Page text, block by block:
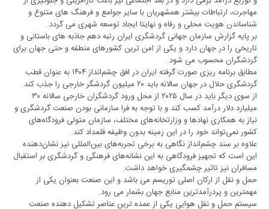
مهاجرت، ارتباطات بیشتر همشهریان با سایر جوامع و فرهنگ های متنوع و
شناساندن هویت محلی و رفاه و نهایتا ایجاد توسعه شهری می گردد.
بر پایه گزارش سازمان جهانی گردشگری ایران رتبه دهم جاذبه های باستانی و
تاریخی را در جهان دارد و یکی از امن ترین کشورهای منطقه و حتی جهان برای
گردشگران محسوب می شود.
مطابق برنامه ریزی صورت گرفته ایران در افق چشم‌انداز ۱۴۰۴ به عنوان قطب
گردشگری حلال در جهان سالانه باید ۲۰ میلیون گردشگر خارجی را جذب کند.
از سوی دیگر باید در سال ۲۰۲۵ از محل ورود گردشگران خارجی سالانه ۳۰
میلیارد دلار درآمد کسب کند و با توجه به فرا سازمانی بودن صنعت گردشگری و
نیاز به همکاری نهادها و وزارتخانه‌های مختلف، سازمان متولی فرودگاه‌های
کشور نمی‌تواند خود را در این زمینه بدون وظیفه قلمداد ‌کند.
علاوه‌ بر سند چشم‌انداز نگاهی به برخی تجربه‌های بین‌المللی نیز نشان‌دهنده
این است که تجهیز فرودگاهی به این نشانه‌های فرهنگی و گردشگری بر استقبال
مسافران نیز تاثیر چشمگیری خواهد داشت.
حمل و نقل از ارکان اصلی توریسم می باشد و این صنعت بعنوان یکی از
مهمترین و پردرآمدترین منابع جهان بشمار می رود.
سیستم حمل و نقل هوایی یکی از عمده ترین عناصر تشکیل دهنده صنعت